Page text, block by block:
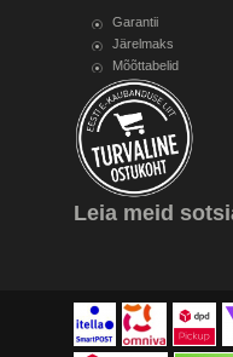
Garantii
Järelmaks
Mõõttabelid
Leia meid